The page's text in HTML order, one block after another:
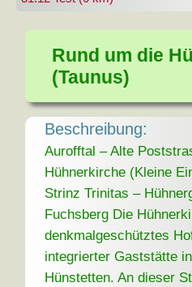
Rund um die
(Taunus)
Beschreibung:
Aurofftal – Alte
Hühnerkirche (Kleine
Strinz Trinitas –
Fuchsberg Die
denkmalgeschütztes
integrierter Gaststätte
Hünstetten. An dieser